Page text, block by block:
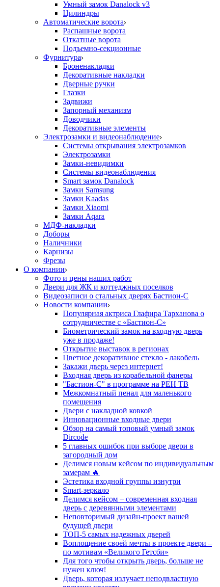
Умный замок Danalock v3
Цилиндры
Автоматические ворота
Распашные ворота
Откатные ворота
Подъемно-секционные
Фурнитура
Броненакладки
Декоративные накладки
Дверные ручки
Глазки
Задвижи
Запорный механизм
Доводчики
Декоративные элементы
Электрозамки и видеонаблюдение
Системы открывания электрозамков
Электрозамки
Замки-невидимки
Системы видеонаблюдения
Smart замок Danalock
Замки Samsung
Замки Kaadas
Замки Xiaomi
Замки Aqara
МДФ-накладки
Доборы
Наличники
Карнизы
Фрезы
О компании
Фото и цены наших работ
Двери для ЖК и коттеджных поселков
Видеозаписи о стальных дверях Бастион-С
Новости компании
Популярная актриса Глафира Тарханова о
сотрудничестве с «Бастион-С»
Биометрический замок на входную дверь
уже в продаже!
Открытие выставок в регионах
Цветное декоративное стекло - лакобель
Закажи дверь через интернет!
Входная дверь из корабельной фанеры
"Бастион-С" в программе на РЕН ТВ
Межкомнатный пенал для маленького
помещения
Двери с накладной ковкой
Инновационные входные двери
Обзор на самый топовый умный замок
Dircode
5 главных ошибок при выборе двери в
загородный дом
Делимся новым кейсом по индивидуальным
замерам 🔥
Эстетика входной группы изнутри
Smart-зеркало
Делимся кейсом – современная входная
дверь с деревянными элементами
Неповторимый дизайн-проект вашей
будущей двери
ТОП-5 самых надежных дверей
Воплощение своей мечты в проекте двери –
по мотивам «Великого Гетсби»
Для того чтобы открыть дверь, больше не
нужен ключ!
Дверь, которая излучает неподвластную